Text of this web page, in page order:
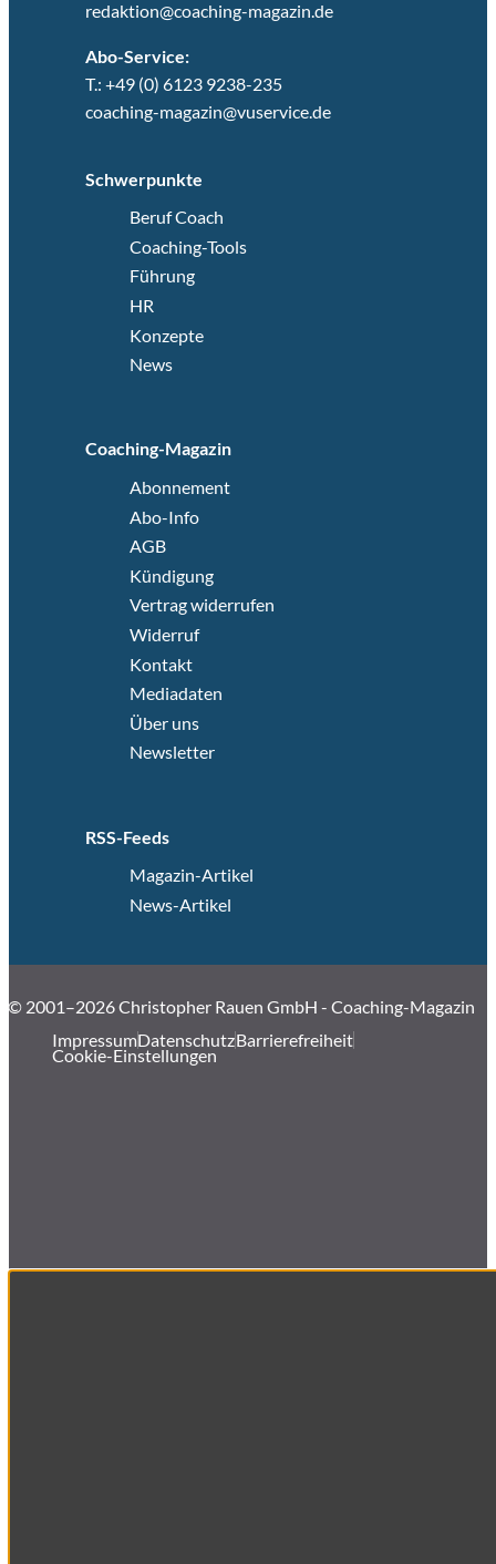
redaktion@coaching-magazin.de
Abo-Service:
T.: +49 (0) 6123 9238-235
coaching-magazin@vuservice.de
Schwerpunkte
Beruf Coach
Coaching-Tools
Führung
HR
Konzepte
News
Coaching-Magazin
Abonnement
Abo-Info
AGB
Kündigung
Vertrag widerrufen
Widerruf
Kontakt
Mediadaten
Über uns
Newsletter
RSS-Feeds
Magazin-Artikel
News-Artikel
© 2001–2026 Christopher Rauen GmbH - Coaching-Magazin
ImpressumDatenschutzBarrierefreiheit
Cookie-Einstellungen